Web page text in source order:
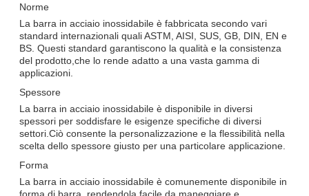
Norme
La barra in acciaio inossidabile è fabbricata secondo vari
standard internazionali quali ASTM, AISI, SUS, GB, DIN, EN e
BS. Questi standard garantiscono la qualità e la consistenza
del prodotto,che lo rende adatto a una vasta gamma di
applicazioni.
Spessore
La barra in acciaio inossidabile è disponibile in diversi
spessori per soddisfare le esigenze specifiche di diversi
settori.Ciò consente la personalizzazione e la flessibilità nella
scelta dello spessore giusto per una particolare applicazione.
Forma
La barra in acciaio inossidabile è comunemente disponibile in